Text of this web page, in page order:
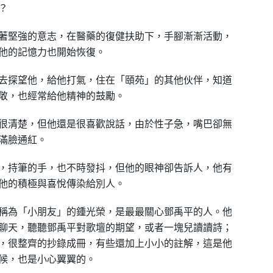
堅強的意志，在醫藥的復健扶助下，手腳漸漸活動，
的記憶力也開始恢復。
探望他，給他打氣，住在「頤苑」的其他伙伴，知道
，也經常給他精神的鼓勵。
清楚，但他還是很喜歡說話，由於性子急，嘴巴卻無
臉通紅。
持筆的手，也不時發抖，但他的眼神卻告訴人，他有
的積極與喜悅傳染給別人。
為「小朋友」的鍾光榮，是最最關心鄧禹平的人。他
天，聽聽鄧禹平對歌壇的期望，或者一塊兒讀讀詩；
很整齊的抄錄成冊，有些還加上小小的註解，這是他
，也是小心翼翼的。